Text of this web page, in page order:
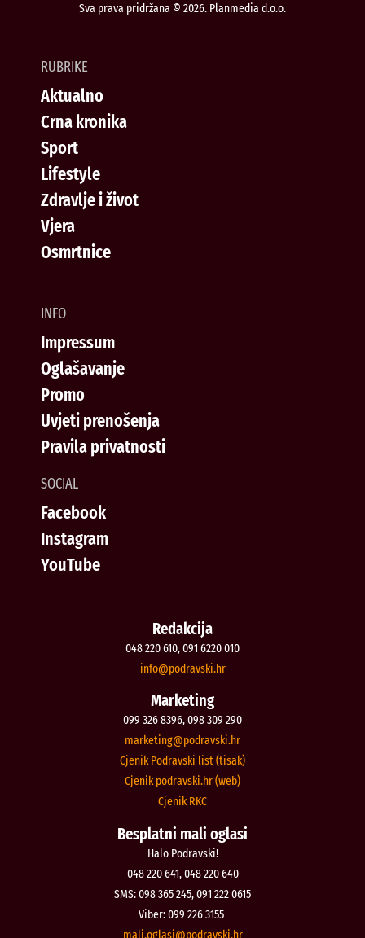
Sva prava pridržana © 2026. Planmedia d.o.o.
RUBRIKE
Aktualno
Crna kronika
Sport
Lifestyle
Zdravlje i život
Vjera
Osmrtnice
INFO
Impressum
Oglašavanje
Promo
Uvjeti prenošenja
Pravila privatnosti
SOCIAL
Facebook
Instagram
YouTube
Redakcija
048 220 610, 091 6220 010
rh.iksvardop
@ofni
Marketing
099 326 8396, 098 309 290
rh.iksvardop
@gnitekram
Cjenik Podravski list (tisak)
Cjenik podravski.hr (web)
Cjenik RKC
Besplatni mali oglasi
Halo Podravski!
048 220 641, 048 220 640
SMS: 098 365 245, 091 222 0615
Viber: 099 226 3155
rh.iksvardop
@isalgo.ilam